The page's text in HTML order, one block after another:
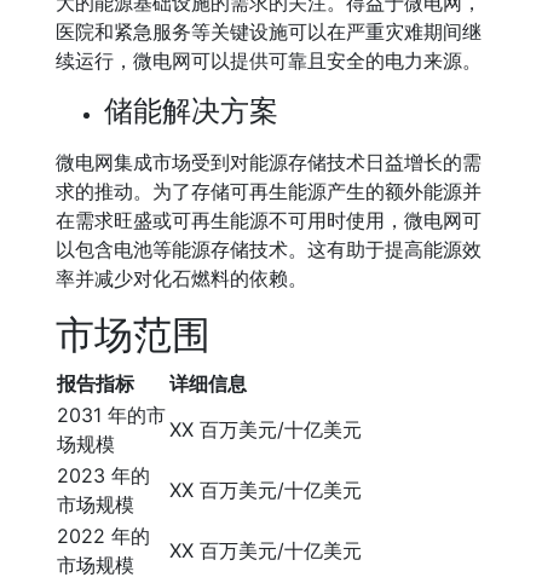
医院和紧急服务等关键设施可以在严重灾难期间继
续运行，微电网可以提供可靠且安全的电力来源。
储能解决方案
微电网集成市场受到对能源存储技术日益增长的需
求的推动。为了存储可再生能源产生的额外能源并
在需求旺盛或可再生能源不可用时使用，微电网可
以包含电池等能源存储技术。这有助于提高能源效
率并减少对化石燃料的依赖。
市场范围
报告指标
详细信息
2031 年的市
场规模
XX 百万美元/十亿美元
2023 年的
市场规模
XX 百万美元/十亿美元
2022 年的
市场规模
XX 百万美元/十亿美元